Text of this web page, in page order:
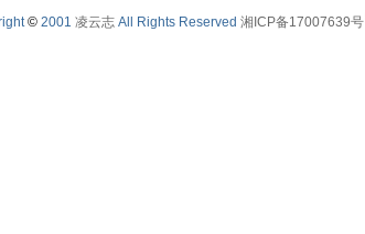
© 2001 凌云志 All Rights Reserved 湘ICP备17007639号